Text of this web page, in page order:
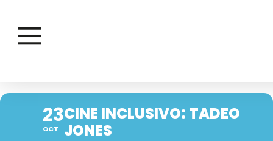
23
OCT
CINE INCLUSIVO: TADEO
JONES